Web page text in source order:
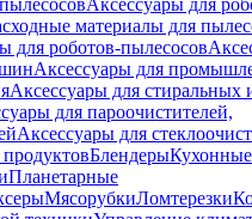
Аксессуары для
материалы для
для роботов-пылесосов
Аксессуары для
Аксессуары для
для пароочистителей,
Аксессуары для
Блендеры
Планетарные
МясорубкиЛомтерезки